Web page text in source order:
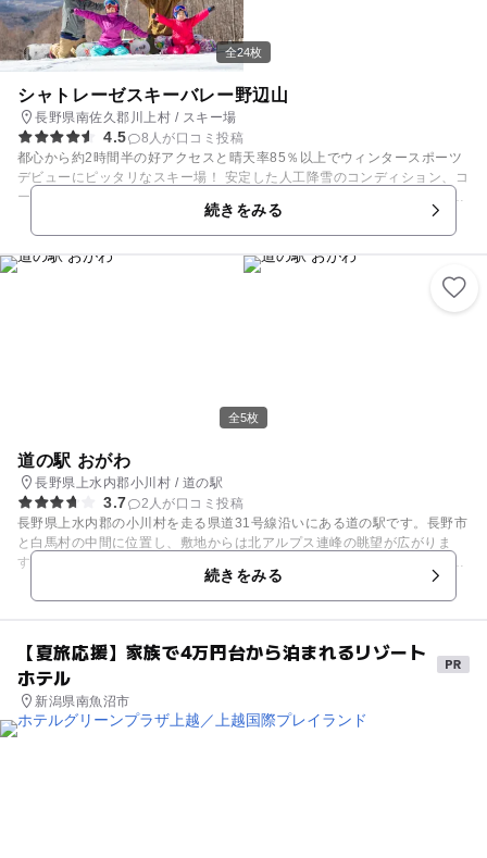
「怖くなっちゃった・・・」となっても大丈夫、乗車してきたゴンドラリ
フトに乗って下山OKなのでご安心を！ それぞれのゲレンデにレストハウ
スが併設されているので無理なく休憩しながらのんびりとウィンタースポ
ーツを楽しんでくださいね。 【スキー場情報】例年11月下旬～5月上旬
全24枚
シャトレーゼスキーバレー野辺山
長野県南佐久郡川上村 / スキー場
4.5
8人が口コミ投稿
都心から約2時間半の好アクセスと晴天率85％以上でウィンタースポーツ
デビューにピッタリなスキー場！ 安定した人工降雪のコンディション、コ
ース全体の半分が初級コース、さらには充実のキッズパークでスキー、ス
ノーボードからそり、雪遊びまで幅広く楽しめます！ スキーセンター１F
には『シャトレーゼ工場直売店』がスキー場営業期間中毎日営業。 中には
パン工房もあり毎日焼き立てパンも販売！ お菓子屋さんシャトレーゼなら
ではの甘～いイベントも多数開催！ この冬は『シャトレーゼスキーバレー
続きをみる
全5枚
道の駅 おがわ
長野県上水内郡小川村 / 道の駅
3.7
2人が口コミ投稿
長野県上水内郡の小川村を走る県道31号線沿いにある道の駅です。長野市
と白馬村の中間に位置し、敷地からは北アルプス連峰の眺望が広がりま
す。農林産物直売施設の「さんさん市場」と、「ふるさと伝統館 味菜」
やきなどを販売している直売所です。 ■ふるさと伝統館 味菜 小川村の農
山菜・きのこ、野菜･くだもの、お米・豆類・もち類など、品数も豊富に
そろえていますので、おみやげにどうぞ。食事処もあります。
続きをみる
【夏旅応援】家族で4万円台から泊まれるリゾート
ホテル
新潟県南魚沼市